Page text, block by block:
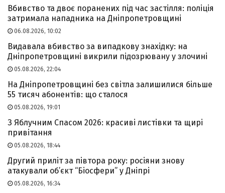
Вбивство та двоє поранених під час застілля: поліція
затримала нападника на Дніпропетровщині
06.08.2026, 10:02
Видавала вбивство за випадкову знахідку: на
Дніпропетровщині викрили підозрювану у злочині
05.08.2026, 22:04
На Дніпропетровщині без світла залишилися більше
55 тисяч абонентів: що сталося
05.08.2026, 19:01
З Яблучним Спасом 2026: красиві листівки та щирі
привітання
05.08.2026, 18:44
Другий приліт за півтора року: росіяни знову
атакували об’єкт “Біосфери” у Дніпрі
05.08.2026, 16:34